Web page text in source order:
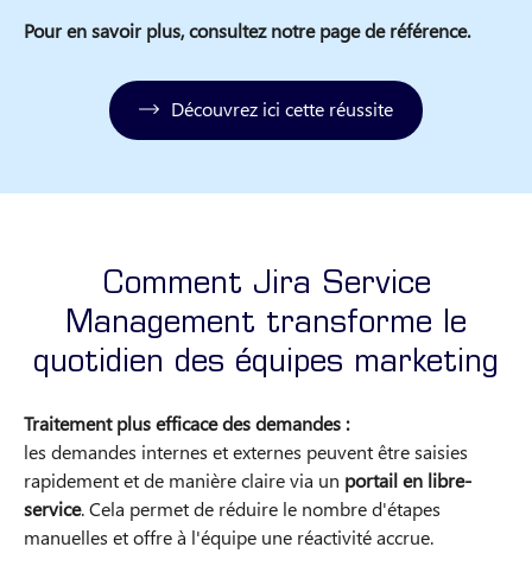
Pour en savoir plus, consultez notre page de référence.
Découvrez ici cette réussite
Comment Jira Service
Management transforme le
quotidien des équipes marketing
Traitement plus efficace des demandes :
les demandes internes et externes peuvent être saisies
rapidement et de manière claire via un portail en libre-
service. Cela permet de réduire le nombre d'étapes
manuelles et offre à l'équipe une réactivité accrue.